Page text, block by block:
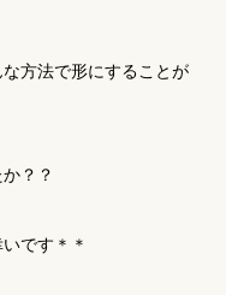
方法で形にすることが
？？
です＊＊